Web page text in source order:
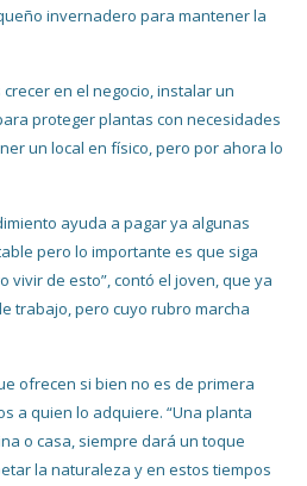
invernadero para mantener la
en el negocio, instalar un
proteger plantas con necesidades
un local en físico, pero por ahora lo
ayuda a pagar ya algunas
pero lo importante es que siga
vivir de esto”, contó el joven, que ya
trabajo, pero cuyo rubro marcha
ofrecen si bien no es de primera
a quien lo adquiere. “Una planta
o casa, siempre dará un toque
la naturaleza y en estos tiempos